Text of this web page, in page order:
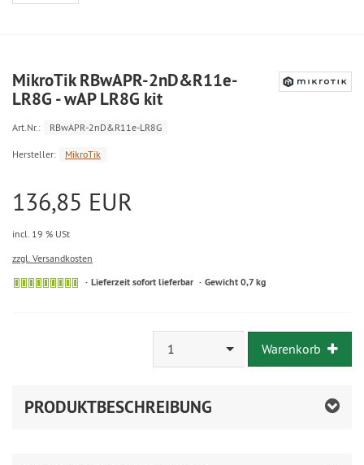
MikroTik RBwAPR-2nD&R11e-
LR8G - wAP LR8G kit
Art.Nr.: RBwAPR-2nD&R11e-LR8G
Hersteller: MikroTik
136,85 EUR
incl. 19 % USt
zzgl. Versandkosten
Lieferzeit sofort lieferbar Gewicht 0,7 kg
1 Warenkorb
PRODUKTBESCHREIBUNG